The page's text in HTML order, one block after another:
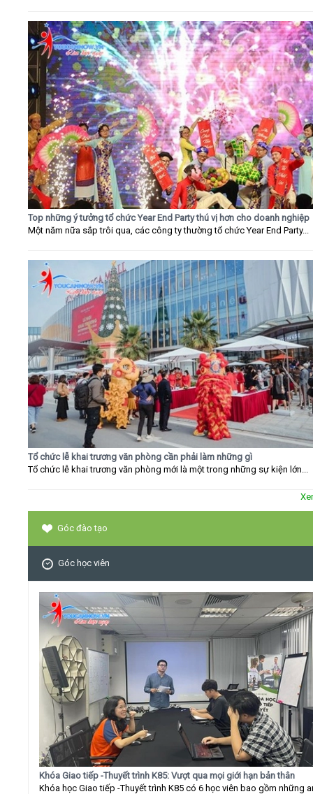
Top những ý tưởng tổ chức Year End Party thú vị hơn cho doanh nghiệp
Một năm nữa sắp trôi qua, các công ty thường tổ chức Year End Party...
Tổ chức lễ khai trương văn phòng cần phải làm những gì
Tổ chức lễ khai trương văn phòng mới là một trong những sự kiện lớn...
Góc đào tạo
Góc học viên
Khóa Giao tiếp -Thuyết trình K85: Vượt qua mọi giới hạn bản thân
Khóa học Giao tiếp -Thuyết trình K85 có 6 học viên bao gồm những